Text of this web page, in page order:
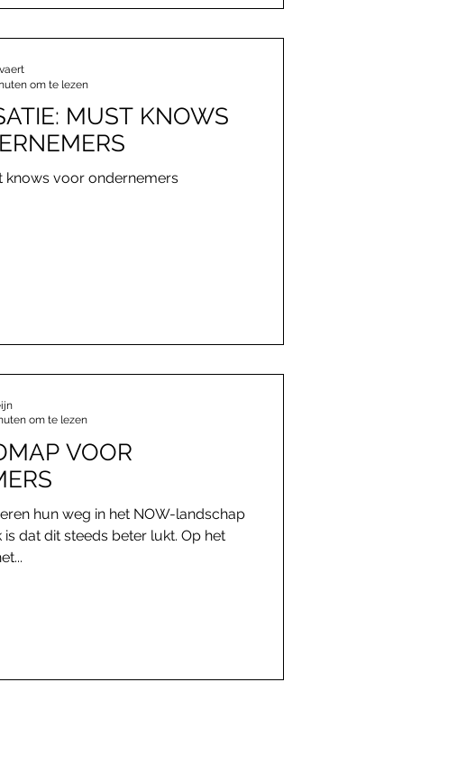
MUST KNOWS
knows voor ondernemers
om te lezen
VOOR
hun weg in het NOW-landschap
is dat dit steeds beter lukt. Op het
om te lezen